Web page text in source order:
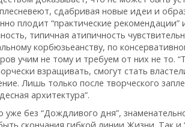
сдабривая новые идеи и
плодит “практические
типичная атипичность
корбюзьеанству, по
учим не тому и требуем от них не то.
взращивать, смогут стать
Лишь только после творческого
архитектура”.
уже без “Дождливого дня”,